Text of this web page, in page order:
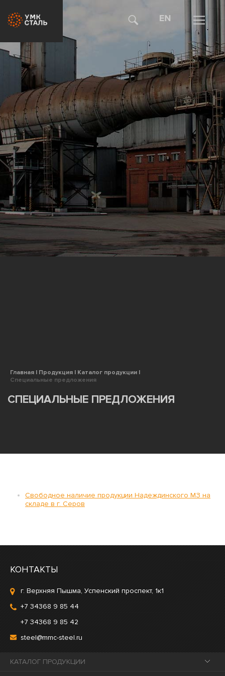
Главная | Продукция | Каталог продукции |
Специальные предложения
СПЕЦИАЛЬНЫЕ ПРЕДЛОЖЕНИЯ
Свободное наличие продукции Надеждинского МЗ на
складе в г. Серов
КАТАЛОГ ПРОДУКЦИИ
КОНТАКТЫ
г. Верхняя Пышма, Успенский проспект, 1к1
+7 34368 9 85 44
+7 34368 9 85 42
steel@mmc-steel.ru